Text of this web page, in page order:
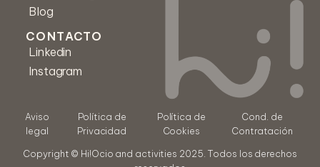
Acepto los Términos y condiciones
Blog
CONTACTO
Linkedin
Instagram
Aviso
legal
Política de
Privacidad
Política de
Cookies
Cond. de
Contratación
Copyright © Hi!Ocio and activities 2025. Todos los derechos